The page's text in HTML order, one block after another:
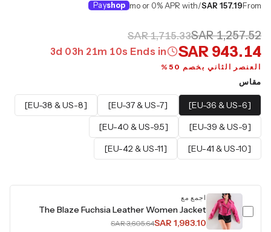
From
SAR 157.19
/mo or 0% APR with
shop
Pay
SAR 1,257.52
SAR 1,715.33
SAR 943.14
Ends in
3d 03h 21m 09s
العنصر الثاني بخصم 50%
مقاس
[EU-36 & US-6]
[EU-37 & US-7]
[EU-38 & US-8]
[EU-39 & US-9]
[EU-40 & US-9.5]
[EU-41 & US-10]
[EU-42 & US-11]
اجمع مع
The Blaze Fuchsia Leather Women Jacket
SAR 1,983.10
SAR 3,605.64